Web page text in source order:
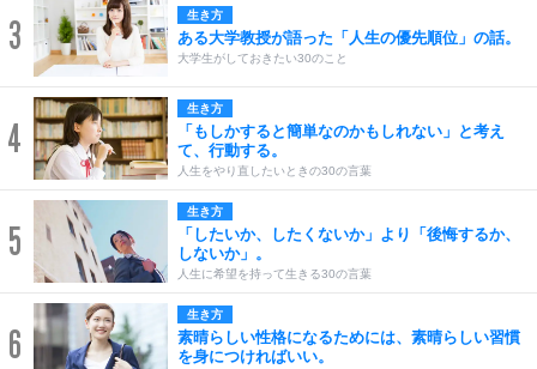
3 生き方
ある大学教授が語った「人生の優先順位」の話。
大学生がしておきたい30のこと
4
生き方
「もしかすると簡単なのかもしれない」と考え
て、行動する。
人生をやり直したいときの30の言葉
5
生き方
「したいか、したくないか」より「後悔するか、
しないか」。
人生に希望を持って生きる30の言葉
6
生き方
素晴らしい性格になるためには、素晴らしい習慣
を身につければいい。